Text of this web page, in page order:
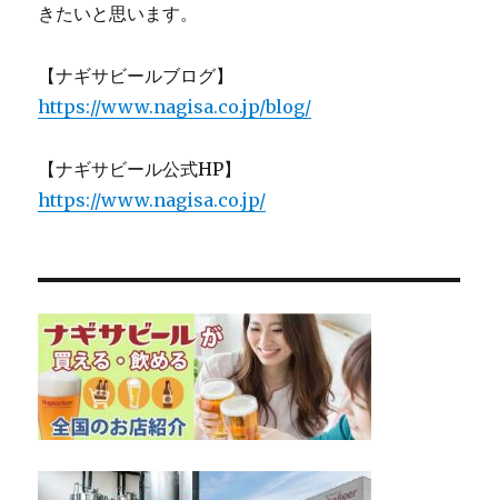
きたいと思います。
【ナギサビールブログ】
https://www.nagisa.co.jp/blog/
【ナギサビール公式HP】
https://www.nagisa.co.jp/